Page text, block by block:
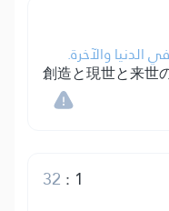
الدنيا والآخرة.
創造と現世と来世
1
:
32